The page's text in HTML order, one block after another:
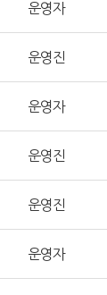
운영자
운영진
운영자
운영진
운영진
운영자